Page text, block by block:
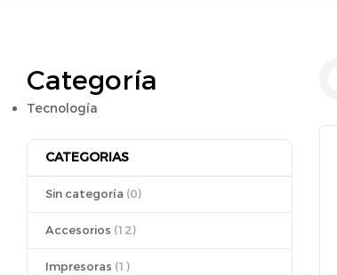
Categoría
Tecnología
CATEGORIAS
Sin categoría (0)
Accesorios (12)
Impresoras (1)